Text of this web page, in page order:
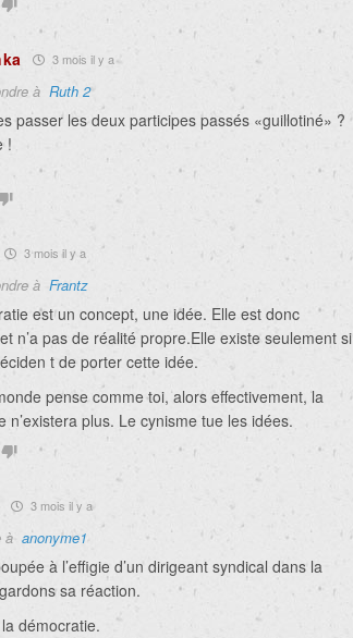
3 mois il y a
à Ruth 2
passer les deux participes passés «guillotiné» ?
!
3 mois il y a
à Frantz
est un concept, une idée. Elle est donc
n’a pas de réalité propre.Elle existe seulement si
t de porter cette idée.
pense comme toi, alors effectivement, la
n’existera plus. Le cynisme tue les idées.
3 mois il y a
à anonyme1
à l’effigie d’un dirigeant syndical dans la
sa réaction.
démocratie.